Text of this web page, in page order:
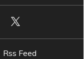
Rss Feed